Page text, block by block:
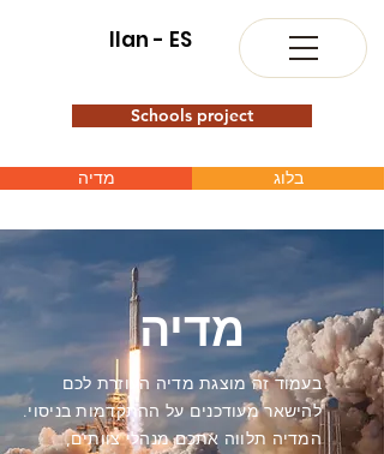
Ilan - ES
Schools project
מדיה בלוג
מדיה
בעמוד זה מוצגת מדיה העוזרת לכם
להישאר מעודכנים על ההתקדמות בניסוי.
המדיה תלווה אתכם מנהלי צוותים,